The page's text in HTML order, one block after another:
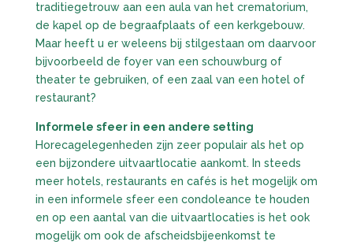
traditiegetrouw aan een aula van het crematorium,
de kapel op de begraafplaats of een kerkgebouw.
Maar heeft u er weleens bij stilgestaan om daarvoor
bijvoorbeeld de foyer van een schouwburg of
theater te gebruiken, of een zaal van een hotel of
restaurant?
Informele sfeer in een andere setting
Horecagelegenheden zijn zeer populair als het op
een bijzondere uitvaartlocatie aankomt. In steeds
meer hotels, restaurants en cafés is het mogelijk om
in een informele sfeer een condoleance te houden
en op een aantal van die uitvaartlocaties is het ook
mogelijk om ook de afscheidsbijeenkomst te